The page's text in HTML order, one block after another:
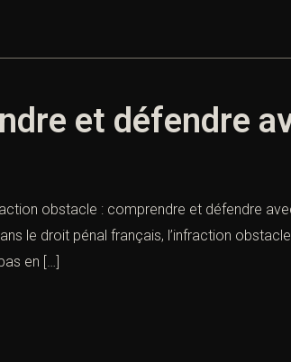
et défendre
obstacle : comprendre et défendre
le droit pénal français, l’infraction
en […]